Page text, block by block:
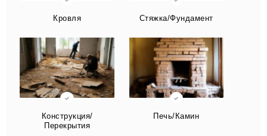
Кровля Стяжка/Фундамент
Конструкция/
Перекрытия
Печь/Камин